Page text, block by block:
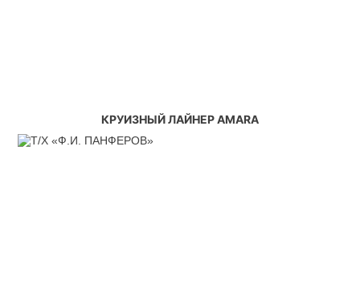
КРУИЗНЫЙ ЛАЙНЕР AMARA